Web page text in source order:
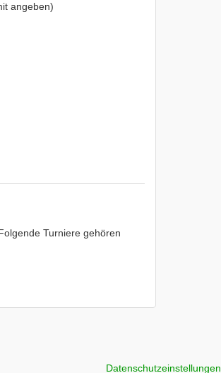
angeben)
Turniere gehören
Datenschutzeinstellungen